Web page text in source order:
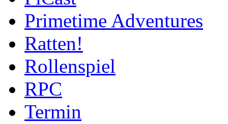
Primetime Adventures
Ratten!
Rollenspiel
RPC
Termin